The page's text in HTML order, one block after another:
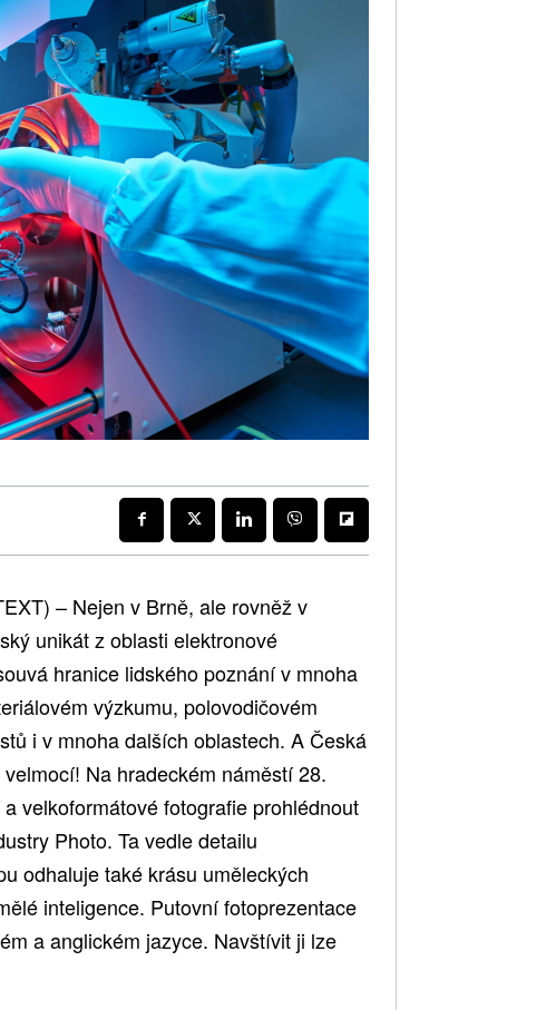
– Nejen v Brně, ale rovněž v
unikát z oblasti elektronové
hranice lidského poznání v mnoha
výzkumu, polovodičovém
i v mnoha dalších oblastech. A Česká
Na hradeckém náměstí 28.
velkoformátové fotografie prohlédnout
Photo. Ta vedle detailu
odhaluje také krásu uměleckých
inteligence. Putovní fotoprezentace
a anglickém jazyce. Navštívit ji lze